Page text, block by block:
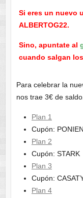
Si eres un nuevo
ALBERTOG22.
Sino, apuntate al
cuando salgan
Para celebrar la
nos trae 3€ de saldo.
Plan 1
Cupón:
Plan 2
Cupón: STARK
Plan 3
Cupón:
Plan 4